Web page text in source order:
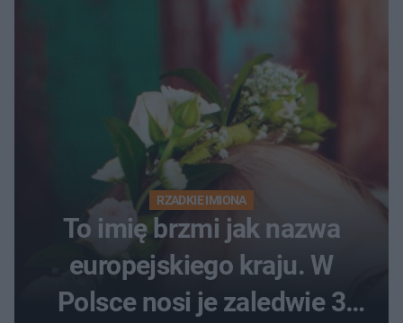
RZADKIE IMIONA
To imię brzmi jak nazwa
europejskiego kraju. W
Polsce nosi je zaledwie 3